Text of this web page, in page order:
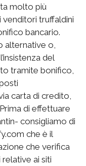
molto più
truffaldini
bancario.
alternative o,
del
tramite bonifico,
carta di credito,
di effettuare
consigliamo di
che è il
che verifica
ai siti